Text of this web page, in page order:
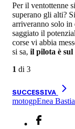
Per il ventottenne
superano gli alti?
arriveranno solo in
saggiato il
corse vi abbia
si sa, il pilota è sul
1 di 3
SUCCESSIVA
motogpEnea